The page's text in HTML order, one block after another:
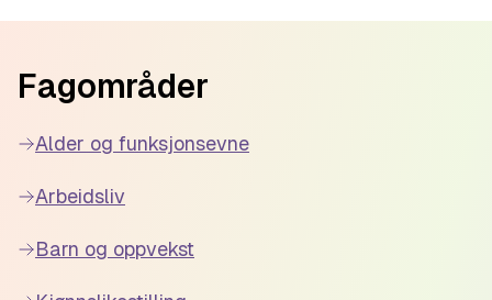
Fagområder
Alder og funksjonsevne
Arbeidsliv
Barn og oppvekst